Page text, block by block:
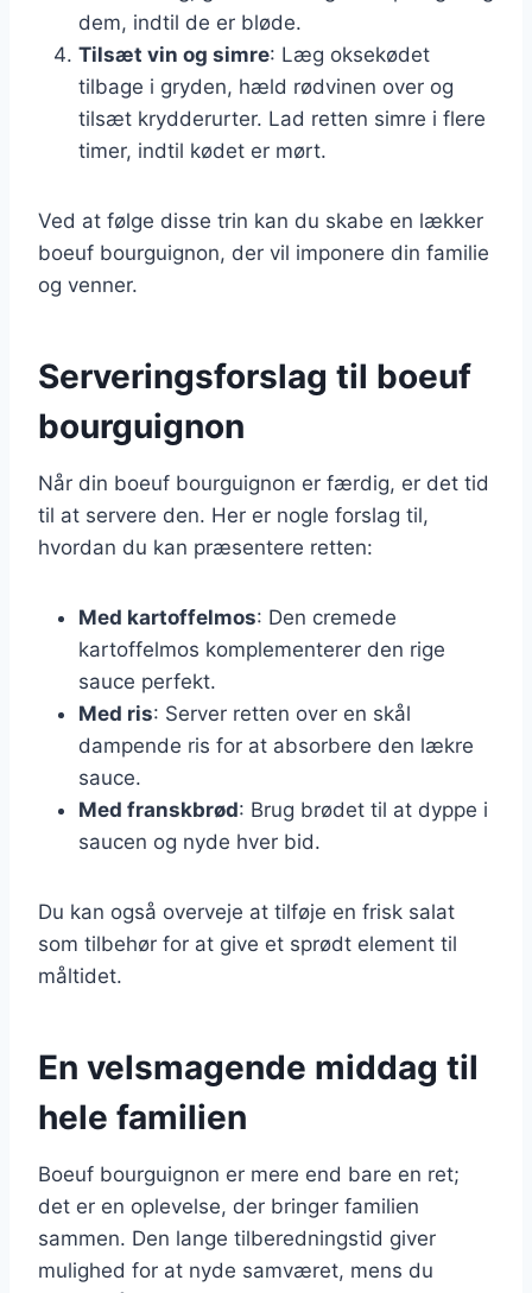
dem, indtil de er bløde.
Tilsæt vin og simre: Læg oksekødet
tilbage i gryden, hæld rødvinen over og
tilsæt krydderurter. Lad retten simre i flere
timer, indtil kødet er mørt.
Ved at følge disse trin kan du skabe en lækker
boeuf bourguignon, der vil imponere din familie
og venner.
Serveringsforslag til boeuf
bourguignon
Når din boeuf bourguignon er færdig, er det tid
til at servere den. Her er nogle forslag til,
hvordan du kan præsentere retten:
Med kartoffelmos: Den cremede
kartoffelmos komplementerer den rige
sauce perfekt.
Med ris: Server retten over en skål
dampende ris for at absorbere den lækre
sauce.
Med franskbrød: Brug brødet til at dyppe i
saucen og nyde hver bid.
Du kan også overveje at tilføje en frisk salat
som tilbehør for at give et sprødt element til
måltidet.
En velsmagende middag til
hele familien
Boeuf bourguignon er mere end bare en ret;
det er en oplevelse, der bringer familien
sammen. Den lange tilberedningstid giver
mulighed for at nyde samværet, mens du